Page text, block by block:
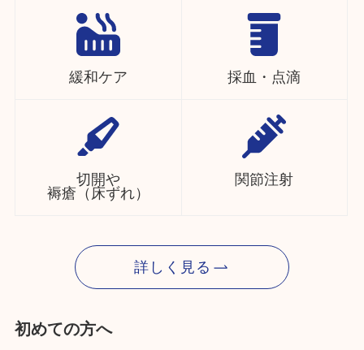
緩和ケア 採血・点滴
切開や
褥瘡（床ずれ）
関節注射
詳しく見る
初めての方へ